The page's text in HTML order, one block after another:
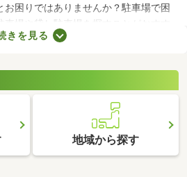
困りではありませんか？駐車場で困
車場や貸し駐車場を探すことがおすす
場所に駐車スペースを確保できれば、
クしてみましょう。
きを見る
地域から探す